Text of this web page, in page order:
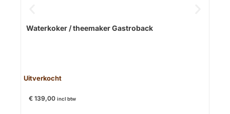
Waterkoker / theemaker Gastroback
Uitverkocht
€ 139,00 incl btw